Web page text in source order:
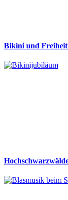
Bikini und